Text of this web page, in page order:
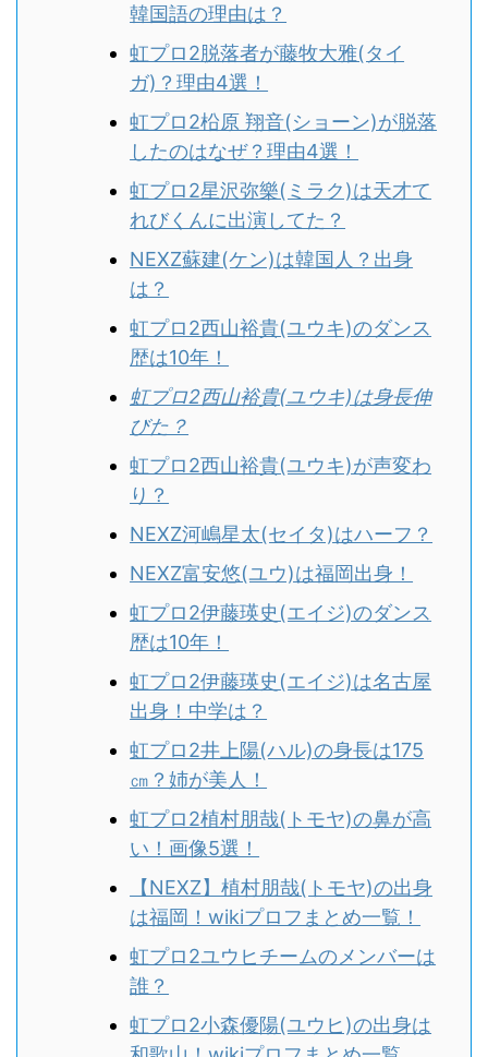
韓国語の理由は？
虹プロ2脱落者が藤牧大雅(タイ
ガ)？理由4選！
虹プロ2柗原 翔音(ショーン)が脱落
したのはなぜ？理由4選！
虹プロ2星沢弥樂(ミラク)は天才て
れびくんに出演してた？
NEXZ蘇建(ケン)は韓国人？出身
は？
虹プロ2西山裕貴(ユウキ)のダンス
歴は10年！
虹プロ2西山裕貴(ユウキ)は身長伸
びた？
虹プロ2西山裕貴(ユウキ)が声変わ
り？
NEXZ河嶋星太(セイタ)はハーフ？
NEXZ富安悠(ユウ)は福岡出身！
虹プロ2伊藤瑛史(エイジ)のダンス
歴は10年！
虹プロ2伊藤瑛史(エイジ)は名古屋
出身！中学は？
虹プロ2井上陽(ハル)の身長は175
㎝？姉が美人！
虹プロ2植村朋哉(トモヤ)の鼻が高
い！画像5選！
【NEXZ】植村朋哉(トモヤ)の出身
は福岡！wikiプロフまとめ一覧！
虹プロ2ユウヒチームのメンバーは
誰？
虹プロ2小森優陽(ユウヒ)の出身は